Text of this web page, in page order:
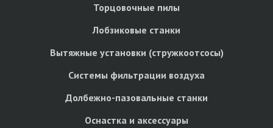
Торцовочные пилы
Лобзиковые станки
Вытяжные установки (стружкоотсосы)
Системы фильтрации воздуха
Долбежно-пазовальные станки
Оснастка и аксессуары